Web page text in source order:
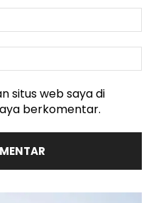
:*
:
situs web saya di
berkomentar.